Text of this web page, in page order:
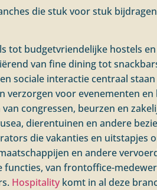
die stuk voor stuk
tot budgetvriendelijke hostels en
van fine dining tot
sociale interactie centraal staan
verzorgen voor evenementen
congressen, beurzen en
dierentuinen en andere
die vakanties en uitstapjes
en andere
functies, van frontoffice-
Hospitality komt in al deze